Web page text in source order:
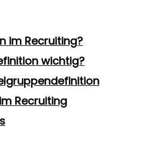
im Recruiting?
wichtig?
im Recruiting